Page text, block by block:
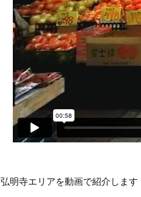
弘明寺エリアを動画で紹介します